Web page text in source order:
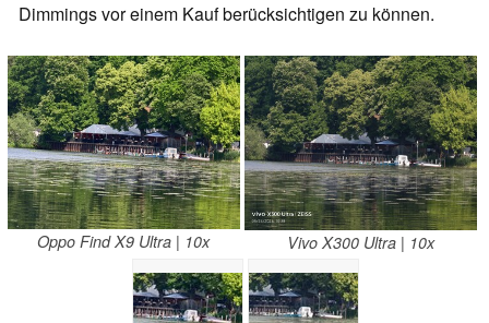
Dimmings vor einem Kauf berücksichtigen zu können.
Oppo Find X9 Ultra | 10x Vivo X300 Ultra | 10x